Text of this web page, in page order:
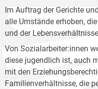
Im Auftrag der Gerichte
alle Umstände erhoben,
und der
Von Sozialarbeiter:innen
diese jugendlich ist, auch
mit den
Familienverhältnisse, die